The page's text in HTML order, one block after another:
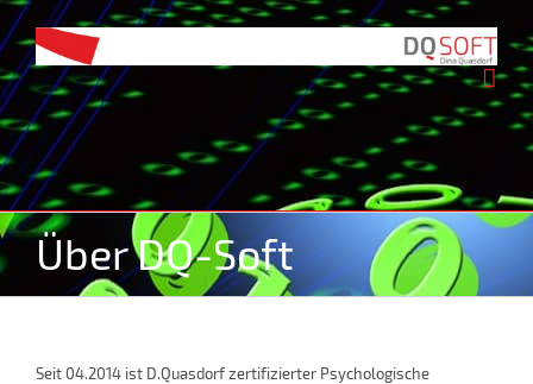
Zum
Inhalt
springen
Über DQ-Soft
Seit 04.2014 ist D.Quasdorf zertifizierter Psychologische